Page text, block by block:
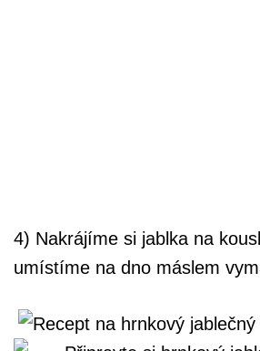
4) Nakrájíme si jablka na
umístíme na dno máslem